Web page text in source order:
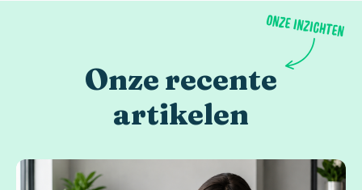
Onze recente
artikelen